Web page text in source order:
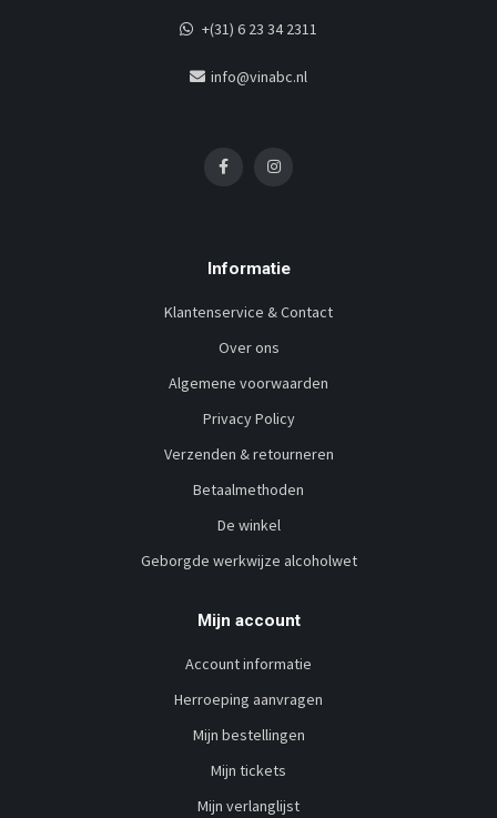
+(31) 6 23 34 2311
info@vinabc.nl
Informatie
Klantenservice & Contact
Over ons
Algemene voorwaarden
Privacy Policy
Verzenden & retourneren
Betaalmethoden
De winkel
Geborgde werkwijze alcoholwet
Mijn account
Account informatie
Herroeping aanvragen
Mijn bestellingen
Mijn tickets
Mijn verlanglijst